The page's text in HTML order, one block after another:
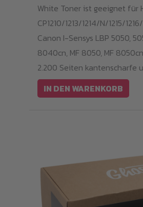
White Toner ist geeignet für
CP1210/1213/1214/N/1215/
Canon I-Sensys LBP 5050,
8040cn, MF 8050, MF
2.200 Seiten kantenscharfe
IN DEN WARENKORB